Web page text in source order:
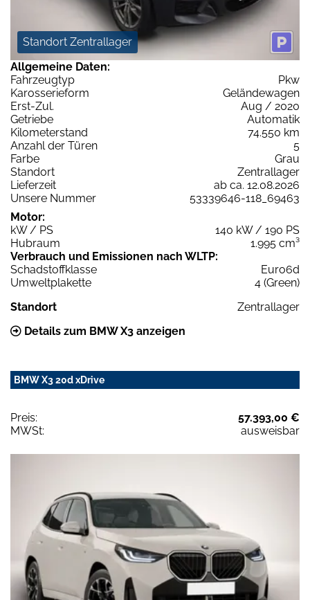
Standort Zentrallager
Allgemeine Daten:
Fahrzeugtyp
Pkw
Karosserieform
Geländewagen
Erst-Zul.
Aug / 2020
Getriebe
Automatik
Kilometerstand
74.550 km
Anzahl der Türen
5
Farbe
Grau
Standort
Zentrallager
Lieferzeit
ab ca. 12.08.2026
Unsere Nummer
53339646-118_69463
Motor:
kW / PS
140 kW / 190 PS
Hubraum
1.995 cm³
Verbrauch und Emissionen nach WLTP:
Schadstoffklasse
Euro6d
Umweltplakette
4 (Green)
Standort
Zentrallager
Details zum BMW X3 anzeigen
BMW X3 20d xDrive
Preis:
57.393,00 €
MWSt:
ausweisbar